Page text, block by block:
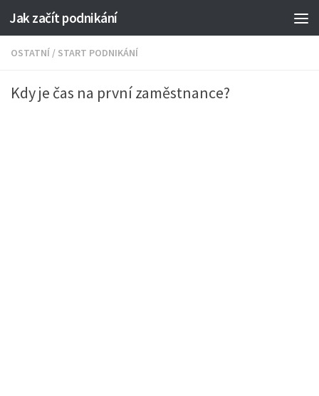
Jak začít podnikání
OSTATNÍ / START PODNIKÁNÍ
Kdy je čas na první zaměstnance?